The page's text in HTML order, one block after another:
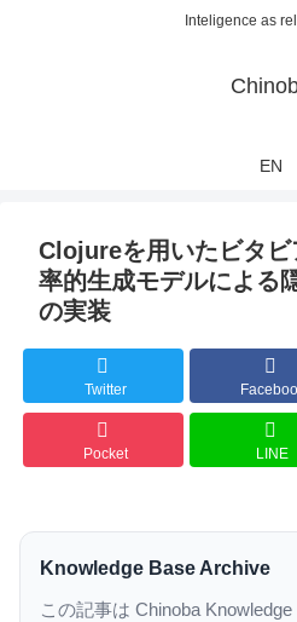
Inteligence as
EN
Clojureを用いたビタビ
率的生成モデルによる
の実装
Twitter
Pocket LINE
Knowledge Base Archive
この記事は Chinoba